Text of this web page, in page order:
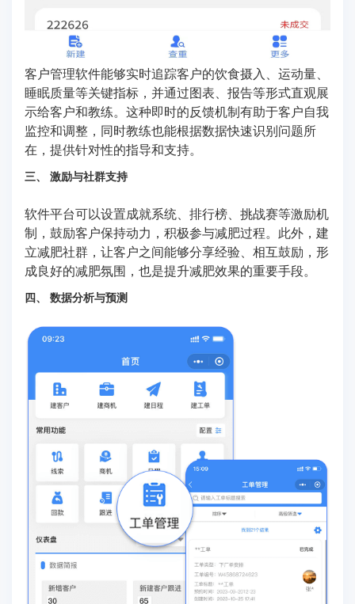
客户管理软件能够实时追踪客户的饮食摄入、运动量、
睡眠质量等关键指标，并通过图表、报告等形式直观展
示给客户和教练。这种即时的反馈机制有助于客户自我
监控和调整，同时教练也能根据数据快速识别问题所
在，提供针对性的指导和支持。
三、 激励与社群支持
软件平台可以设置成就系统、排行榜、挑战赛等激励机
制，鼓励客户保持动力，积极参与减肥过程。此外，建
立减肥社群，让客户之间能够分享经验、相互鼓励，形
成良好的减肥氛围，也是提升减肥效果的重要手段。
四、 数据分析与预测